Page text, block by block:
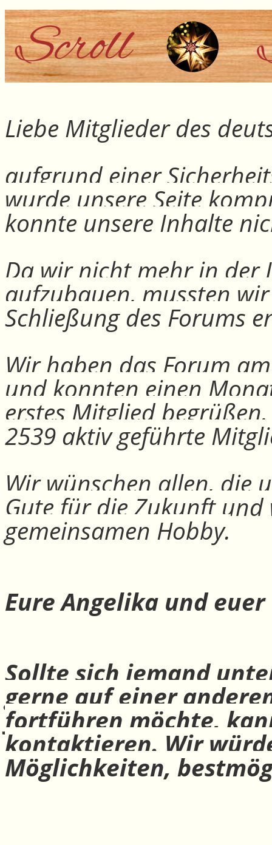
Liebe Mitglieder des
aufgrund einer
wurde unsere Seite
konnte unsere Inhalte
Da wir nicht mehr in der
aufzubauen, mussten
Schließung des Forums
Wir haben das Forum
und konnten einen
erstes Mitglied
2539 aktiv geführte
Wir wünschen allen, die
Gute für die Zukunft
gemeinsamen Hobby.
Eure Angelika und
Sollte sich jemand
gerne auf einer
fortführen möchte,
kontaktieren. Wir
Möglichkeiten,